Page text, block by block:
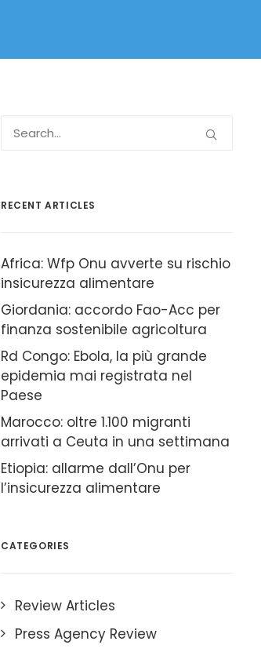
RECENT ARTICLES
Africa: Wfp Onu avverte su rischio
insicurezza alimentare
Giordania: accordo Fao-Acc per
finanza sostenibile agricoltura
Rd Congo: Ebola, la più grande
epidemia mai registrata nel
Paese
Marocco: oltre 1.100 migranti
arrivati a Ceuta in una settimana
Etiopia: allarme dall’Onu per
l’insicurezza alimentare
CATEGORIES
Review Articles
Press Agency Review